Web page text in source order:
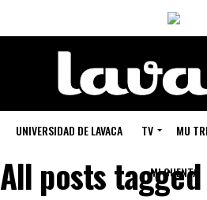
UNIVERSIDAD DE LAVACA TV MU
MI CUENTA
All posts